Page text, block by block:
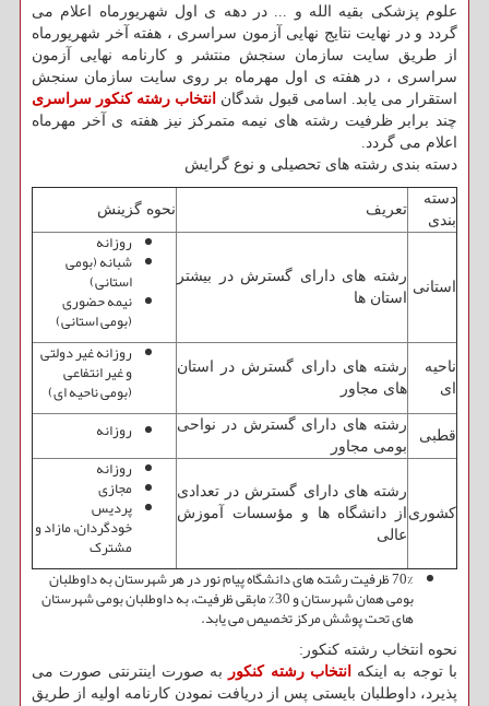
علوم پزشکی بقیه الله و ... در دهه ی اول شهریورماه اعلام می
گردد و در نهایت نتایج نهایی آزمون سراسری ، هفته آخر شهریورماه
از طریق سایت سازمان سنجش منتشر و کارنامه نهایی آزمون
سراسری ، در هفته ی اول مهرماه بر روی سایت سازمان سنجش
استقرار می یابد. اسامی قبول شدگان انتخاب رشته کنکور سراسری
چند برابر ظرفیت رشته های نیمه متمرکز نیز هفته ی آخر مهرماه
اعلام می گردد.
دسته بندی رشته های تحصیلی و نوع گرایش
دسته
بندی
تعریف نحوه گزینش
استانی
رشته های دارای گسترش در بیشتر
استان ها
روزانه
شبانه (بومی
استانی)
نیمه حضوری
(بومی استانی)
ناحیه
ای
رشته های دارای گسترش در استان
های مجاور
روزانه غیر دولتی
و غیر انتفاعی
(بومی ناحیه ای)
قطبی
رشته های دارای گسترش در نواحی
بومی مجاور
روزانه
کشوری
رشته های دارای گسترش در تعدادی
از دانشگاه ها و مؤسسات آموزش
عالی
روزانه
مجازی
پردیس
خودگردان، مازاد و
مشترک
70% ظرفیت رشته های دانشگاه پیام نور در هر شهرستان به داوطلبان
بومی همان شهرستان و 30% مابقی ظرفیت، به داوطلبان بومی شهرستان
های تحت پوشش مرکز تخصیص می یابد.
نحوه انتخاب رشته کنکور:
با توجه به اینکه
انتخاب رشته کنکور
به صورت اینترنتی صورت می
پذیرد، داوطلبان بایستی پس از دریافت نمودن کارنامه اولیه از طریق